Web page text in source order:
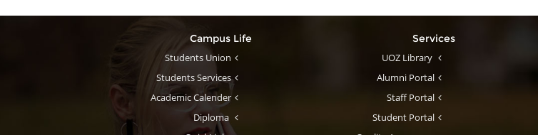
Services
UOZ Library
Alumni Portal
Staff Portal
Student Portal
Campus Life
Students Union
Students Services
Academic Calender
Diploma